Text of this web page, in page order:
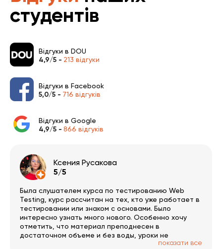
студентів
Відгуки в DOU
4,9/5 - 213 відгуки
Відгуки в Facebook
5,0/5 - 716 відгуків
Відгуки в Google
4,9/5 - 866 відгуків
Ксения Русакова
5/5
Была слушателем курса по тестированию Web
Testing, курс рассчитан на тех, кто уже работает в
тестировании или знаком с основами. Было
интересно узнать много нового. Особенно хочу
отметить, что материал преподнесен в
достаточном объеме и без воды, уроки не
превышают часа с небольшим, есть домашки и
показати все